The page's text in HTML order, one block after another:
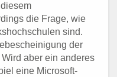
die Frage, wie
sind.
der
aber ein anderes
eine Microsoft-